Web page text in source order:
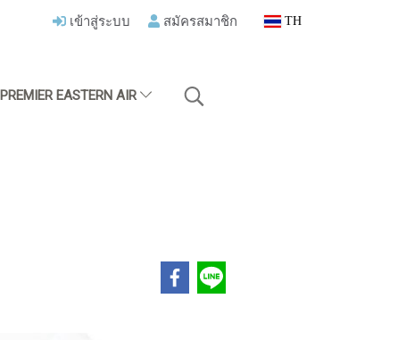
เข้าสู่ระบบ สมัครสมาชิก TH
PREMIER EASTERN AIR